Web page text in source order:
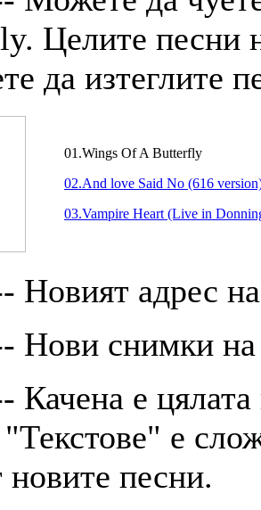
Целите песни
да изтеглите
01.Wings Of A Butterfly
02.And love Said No (616
03.Vampire Heart (Live in
Новият адрес
Нови снимки на
Качена е
е
новите песни.